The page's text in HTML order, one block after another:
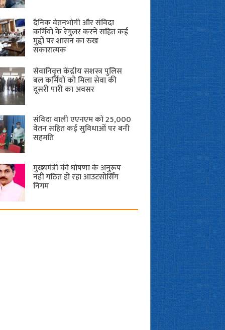
दैनिक वेतनभोगी और संविदा
कर्मियों के रेगुलर करने सहित कई
मुद्दों पर शासन का रुख
सकारात्मक
सेवानिवृत्त केंद्रीय सशस्त्र पुलिस
बल ​कर्मियों को मिला सेवा की
दूसरी पारी का अवसर
संविदा वाली एएनएम को 25,000
वेतन सहित कई सुविधाओं पर बनी
सहमति
मुख्यमंत्री की घोषणा के अनुरूप
नहीं गठित हो रहा आउटसोर्सिंग
निगम